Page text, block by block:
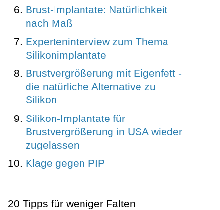
Brust-Implantate: Natürlichkeit
nach Maß
Experteninterview zum Thema
Silikonimplantate
Brustvergrößerung mit Eigenfett -
die natürliche Alternative zu
Silikon
Silikon-Implantate für
Brustvergrößerung in USA wieder
zugelassen
Klage gegen PIP
20 Tipps für weniger Falten